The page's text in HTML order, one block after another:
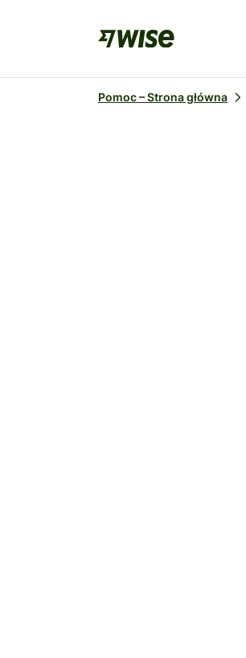
Pomoc – Strona główna